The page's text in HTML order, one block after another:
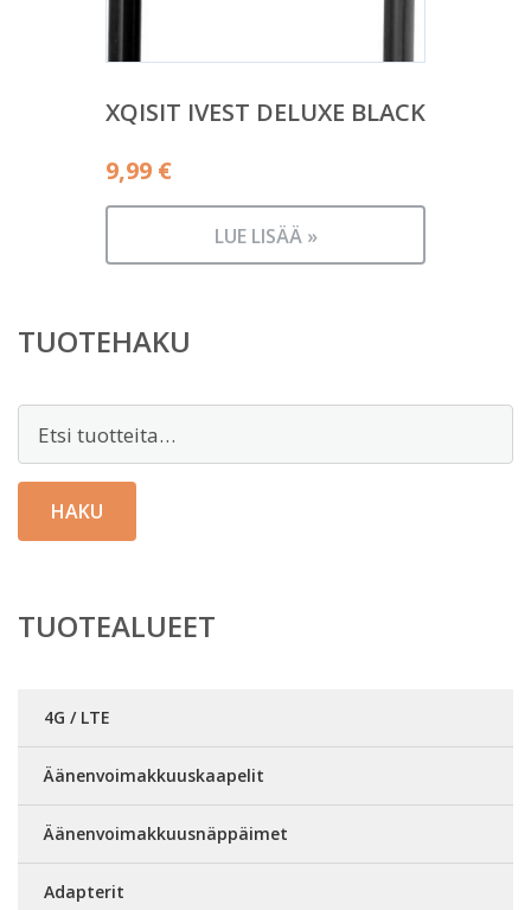
XQISIT IVEST DELUXE BLACK
9,99 €
LUE LISÄÄ »
TUOTEHAKU
Etsi:
HAKU
TUOTEALUEET
4G / LTE
Äänenvoimakkuuskaapelit
Äänenvoimakkuusnäppäimet
Adapterit